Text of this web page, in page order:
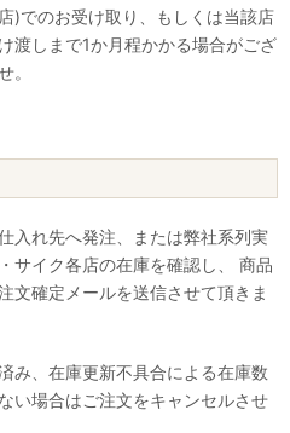
)でのお受け取り、もしくは当該店
渡しまで1か月程かかる場合がござ
。
入れ先へ発注、または弊社系列実
サイク各店の在庫を確認し、 商品
文確定メールを送信させて頂きま
み、在庫更新不具合による在庫数
い場合はご注文をキャンセルさせ